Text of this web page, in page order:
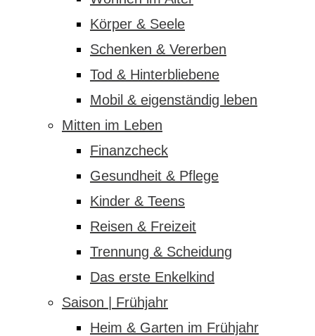
Körper & Seele
Schenken & Vererben
Tod & Hinterbliebene
Mobil & eigenständig leben
Mitten im Leben
Finanzcheck
Gesundheit & Pflege
Kinder & Teens
Reisen & Freizeit
Trennung & Scheidung
Das erste Enkelkind
Saison | Frühjahr
Heim & Garten im Frühjahr